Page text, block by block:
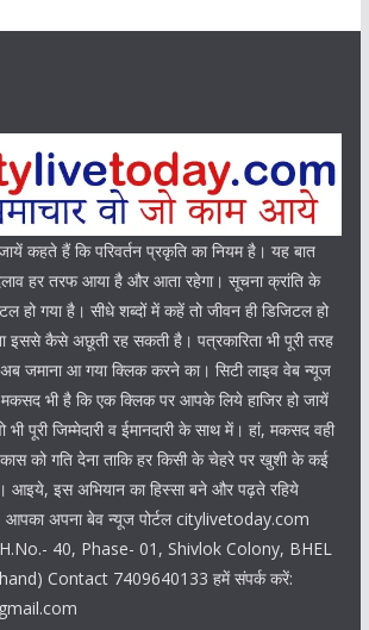
कहते हैं कि परिवर्तन प्रकृति का नियम है। यह बात
हर तरफ आया है और आता रहेगा। सूचना क्रांति के
हो गया है। सीधे शब्दों में कहें तो जीवन ही डिजिटल हो
इससे कैसे अछूती रह सकती है। पत्रकारिता भी पूरी तरह
जमाना आ गया क्लिक करने का। सिटी लाइव वेब न्यूज
भी है कि एक क्लिक पर आपके लिये हाजिर हो जायें
पूरी जिम्मेदारी व ईमानदारी के साथ में। हां, मकसद वही
को गति देना ताकि हर किसी के चेहरे पर खुशी के कई
आइये, इस अभियान का हिस्सा बने और पढ़ते रहिये
अपना बेव न्यूज पोर्टल citylivetoday.com
40, Phase- 01, Shivlok Colony, BHEL
Contact 7409640133 हमें संपर्क करें: